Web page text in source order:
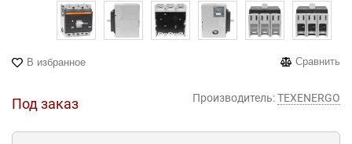
В избранное Сравнить
Под заказ Производитель:TEXENERGO